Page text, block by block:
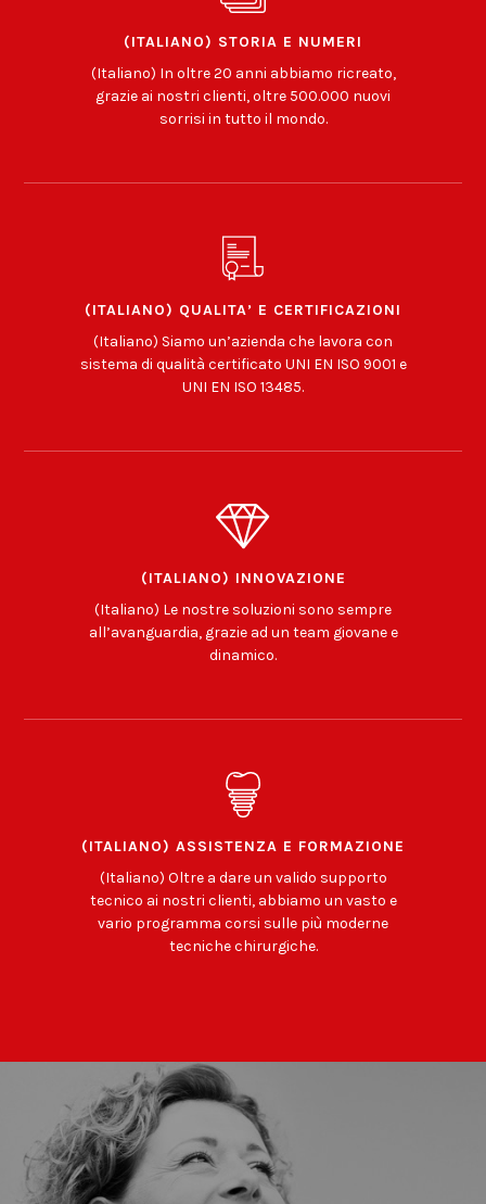
(ITALIANO) STORIA E NUMERI
(Italiano) In oltre 20 anni abbiamo ricreato,
grazie ai nostri clienti, oltre 500.000 nuovi
sorrisi in tutto il mondo.
(ITALIANO) QUALITA’ E CERTIFICAZIONI
(Italiano) Siamo un’azienda che lavora con
sistema di qualità certificato UNI EN ISO 9001 e
UNI EN ISO 13485.
(ITALIANO) INNOVAZIONE
(Italiano) Le nostre soluzioni sono sempre
all’avanguardia, grazie ad un team giovane e
dinamico.
(ITALIANO) ASSISTENZA E FORMAZIONE
(Italiano) Oltre a dare un valido supporto
tecnico ai nostri clienti, abbiamo un vasto e
vario programma corsi sulle più moderne
tecniche chirurgiche.